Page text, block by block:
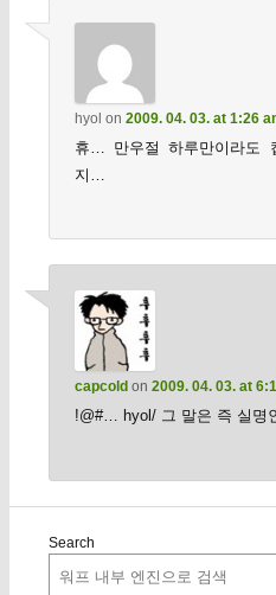
hyol on 2009. 04. 03. at 1:26
휴… 만우절 하루만이라도
지…
capcold on 2009. 04. 03. at
!@#… hyol/ 그 말은 즉 실명
Search